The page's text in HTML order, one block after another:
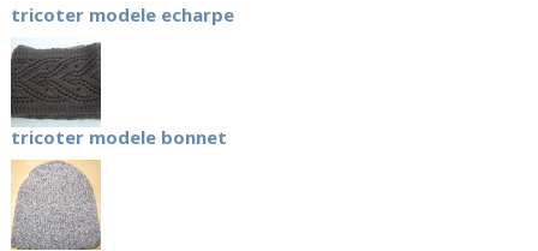
tricoter modele echarpe
tricoter modele bonnet